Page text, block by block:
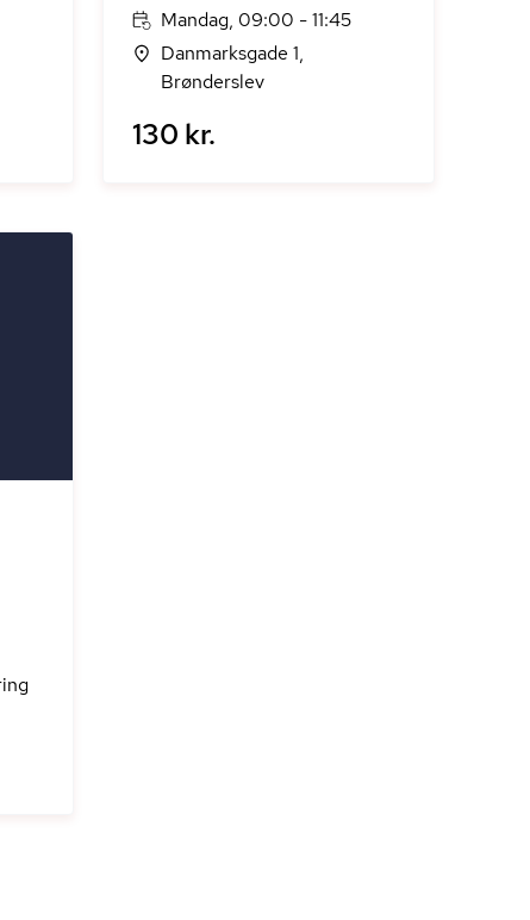
Mandag, 09:00 - 11:45
Danmarksgade 1,
Brønderslev
130 kr.